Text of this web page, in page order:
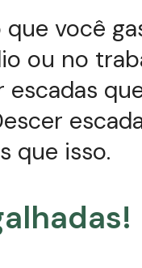
você
ou no
escadas
que isso.